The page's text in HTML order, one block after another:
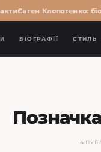
Євген Клопотенко:
БІОГРАФІЇ СТИЛЬ
4